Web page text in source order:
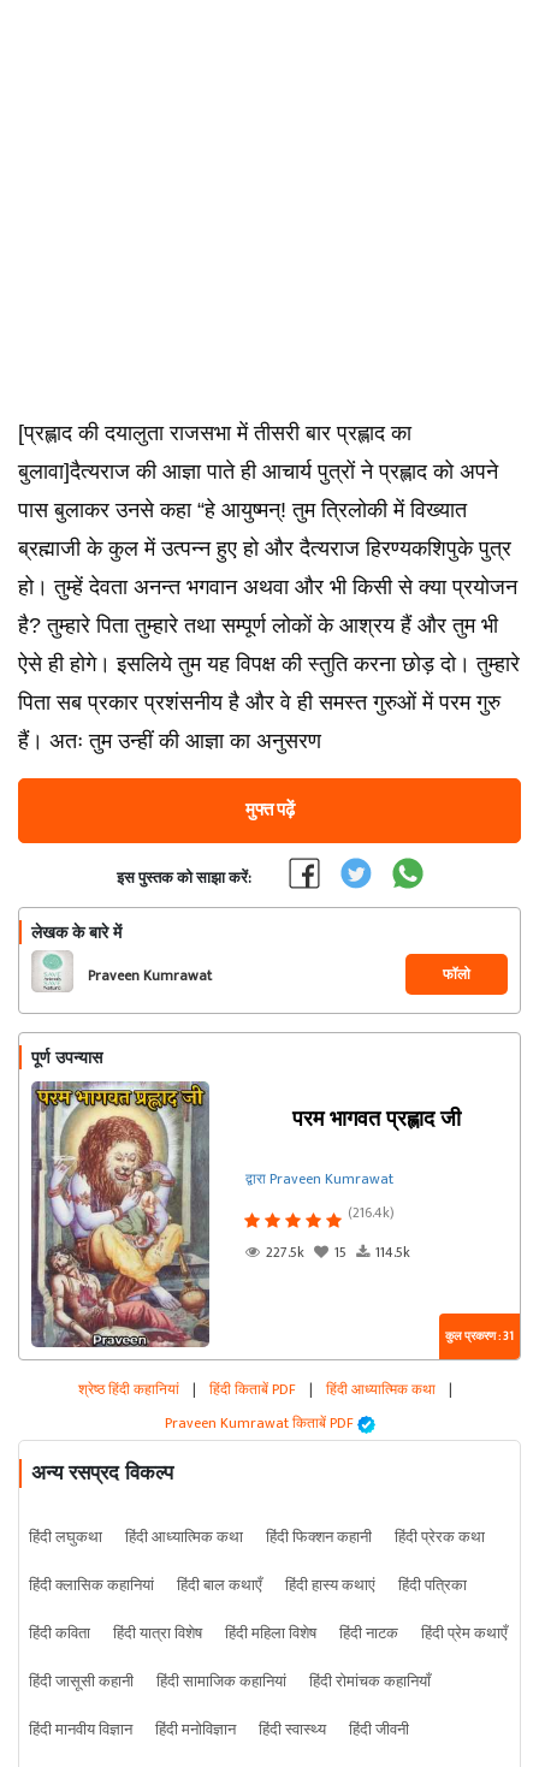
[प्रह्लाद की दयालुता राजसभा में तीसरी बार प्रह्लाद का
बुलावा]दैत्यराज की आज्ञा पाते ही आचार्य पुत्रों ने प्रह्लाद को अपने
पास बुलाकर उनसे कहा “हे आयुष्मन्! तुम त्रिलोकी में विख्यात
ब्रह्माजी के कुल में उत्पन्न हुए हो और दैत्यराज हिरण्यकशिपुके पुत्र
हो। तुम्हें देवता अनन्त भगवान अथवा और भी किसी से क्या प्रयोजन
है? तुम्हारे पिता तुम्हारे तथा सम्पूर्ण लोकों के आश्रय हैं और तुम भी
ऐसे ही होगे। इसलिये तुम यह विपक्ष की स्तुति करना छोड़ दो। तुम्हारे
पिता सब प्रकार प्रशंसनीय है और वे ही समस्त गुरुओं में परम गुरु
हैं। अतः तुम उन्हीं की आज्ञा का अनुसरण
मुफ्त पढ़ें
इस पुस्तक को साझा करें:
लेखक के बारे में
Praveen Kumrawat फॉलो
पूर्ण उपन्यास
परम भागवत प्रह्लाद जी
द्वारा Praveen Kumrawat
(216.4k)
227.5k
15 114.5k
कुल प्रकरण : 31
श्रेष्ठ हिंदी कहानियां | हिंदी किताबें PDF | हिंदी आध्यात्मिक कथा |
Praveen Kumrawat किताबें PDF
अन्य रसप्रद विकल्प
हिंदी लघुकथा हिंदी आध्यात्मिक कथा हिंदी फिक्शन कहानी
हिंदी प्रेरक कथा
हिंदी क्लासिक कहानियां
हिंदी बाल कथाएँ हिंदी हास्य कथाएं
हिंदी पत्रिका
हिंदी कविता
हिंदी यात्रा विशेष हिंदी महिला विशेष हिंदी नाटक
हिंदी प्रेम कथाएँ
हिंदी जासूसी कहानी
हिंदी सामाजिक कहानियां
हिंदी रोमांचक कहानियाँ
हिंदी मानवीय विज्ञान
हिंदी मनोविज्ञान हिंदी स्वास्थ्य
हिंदी जीवनी